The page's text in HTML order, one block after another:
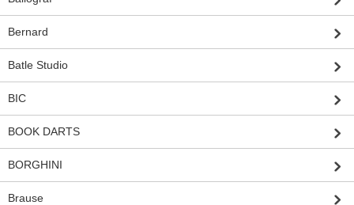
Bernard
Batle Studio
BIC
BOOK DARTS
BORGHINI
Brause